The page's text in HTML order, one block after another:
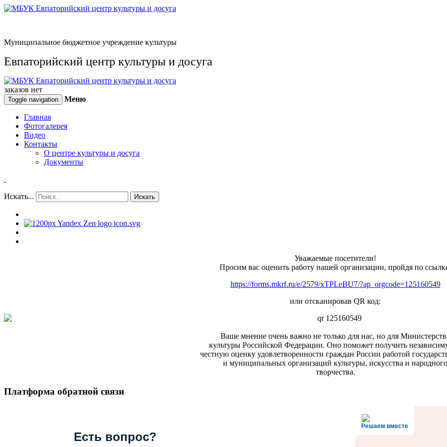
Муниципальное бюджетное учреждение культуры
Евпаторийский центр культуры и досуга
заказов нет
Toggle navigation Меню
Главная
Фотогалерея
Видео
Контакты
О центре культуры и досуга
Документы
Искать... Искать
Уважаемые посетители!
Просим вас оценить работу нашей организации, пройдя по
https://forms.mkrf.ru/e/2579/xTPLeBU7/?ap_orgcode=125160549
или отсканировав QR код:
Ваше мнение очень важно не только для нас, но для
культуры Российской Федерации. Оно поможет получить
честную оценку удовлетворенности граждан России работой
и муниципальных организаций культуры, искусства и народного
творчества.
Платформа обратной связи
Решаем вместе
Есть вопрос?